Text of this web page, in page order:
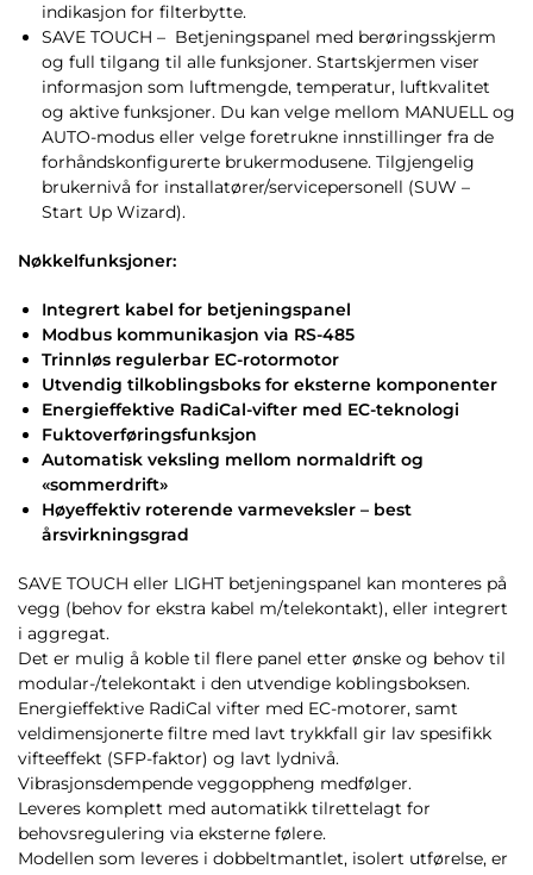
indikasjon for filterbytte.
SAVE TOUCH – Betjeningspanel med berøringsskjerm
og full tilgang til alle funksjoner. Startskjermen viser
informasjon som luftmengde, temperatur, luftkvalitet
og aktive funksjoner. Du kan velge mellom MANUELL og
AUTO-modus eller velge foretrukne innstillinger fra de
forhåndskonfigurerte brukermodusene. Tilgjengelig
brukernivå for installatører/servicepersonell (SUW –
Start Up Wizard).
Nøkkelfunksjoner:
Integrert kabel for betjeningspanel
Modbus kommunikasjon via RS-485
Trinnløs regulerbar EC-rotormotor
Utvendig tilkoblingsboks for eksterne komponenter
Energieffektive RadiCal-vifter med EC-teknologi
Fuktoverføringsfunksjon
Automatisk veksling mellom normaldrift og
«sommerdrift»
Høyeffektiv roterende varmeveksler – best
årsvirkningsgrad
SAVE TOUCH eller LIGHT betjeningspanel kan monteres på
vegg (behov for ekstra kabel m/telekontakt), eller integrert
i aggregat.
Det er mulig å koble til flere panel etter ønske og behov til
modular-/telekontakt i den utvendige koblingsboksen.
Energieffektive RadiCal vifter med EC-motorer, samt
veldimensjonerte filtre med lavt trykkfall gir lav spesifikk
vifteeffekt (SFP-faktor) og lavt lydnivå.
Vibrasjonsdempende veggoppheng medfølger.
Leveres komplett med automatikk tilrettelagt for
behovsregulering via eksterne følere.
Modellen som leveres i dobbeltmantlet, isolert utførelse, er